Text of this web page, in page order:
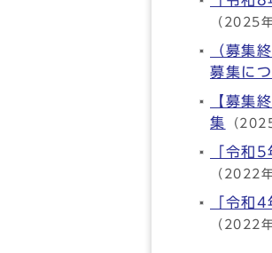
（2025
（募集
募集に
【募集
集
（
「令和
（2022
「令和
（2022